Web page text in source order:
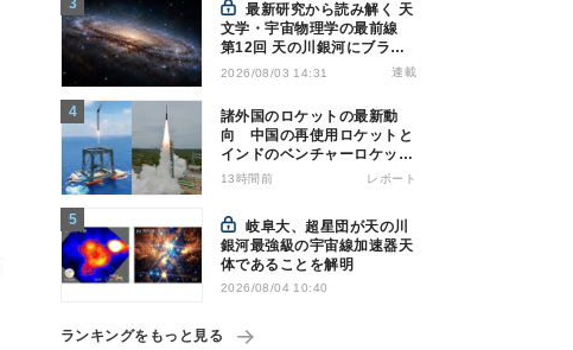
最新研究から読み解く 天
文学・宇宙物理学の最前線
第12回 天の川銀河にブラッ
クホール1億7000万個？ - 大
2026/08/03 14:31 連載
諸外国のロケットの最新動
向 中国の再使用ロケットと
インドのベンチャーロケット
の成功
13時間前 レポート
岐阜大、超星団が天の川
銀河最強級の宇宙線加速器天
体であることを解明
2026/08/04 10:40
ランキングをもっと見る